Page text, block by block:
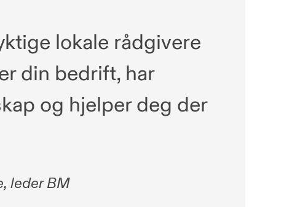
lokale rådgivere
din bedrift, har
og hjelper deg der
leder BM